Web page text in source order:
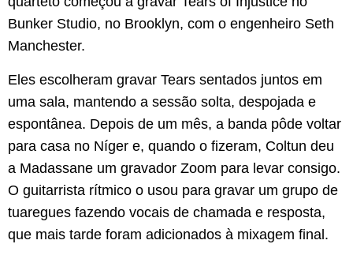
Bunker Studio, no Brooklyn, com o engenheiro Seth
Manchester.
Eles escolheram gravar Tears sentados juntos em
uma sala, mantendo a sessão solta, despojada e
espontânea. Depois de um mês, a banda pôde voltar
para casa no Níger e, quando o fizeram, Coltun deu
a Madassane um gravador Zoom para levar consigo.
O guitarrista rítmico o usou para gravar um grupo de
tuaregues fazendo vocais de chamada e resposta,
que mais tarde foram adicionados à mixagem final.